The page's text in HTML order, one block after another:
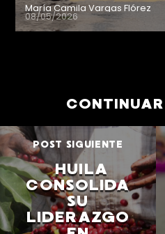
María Camila Vargas Flórez
08/05/2026
POST SIGUIENTE
HUILA
CONSOLIDA
SU
LIDERAZGO